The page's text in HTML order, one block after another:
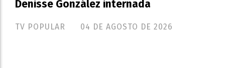
Denisse González internada
TV POPULAR 04 DE AGOSTO DE 2026